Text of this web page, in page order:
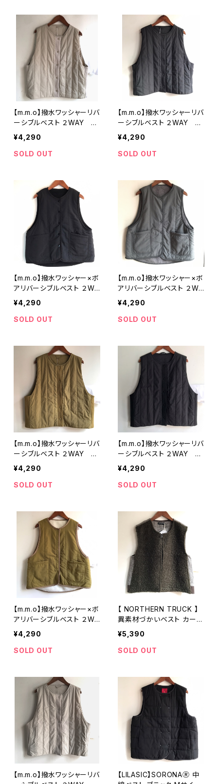
【m.m.o】撥水ワッシャーリバ
ーシブルベスト ２WAY グ
レージュ フリーサイズ CDF
2756【エムエムオー】
¥4,290
SOLD OUT
【m.m.o】撥水ワッシャーリバ
ーシブルベスト ２WAY チ
ャコール フリーサイズ CDF
2756【エムエムオー】
¥4,290
SOLD OUT
【m.m.o】撥水ワッシャー×ボ
アリバーシブルベスト ２WA
Y ブラック フリーサイズ C
DF2733【エムエムオー】
¥4,290
SOLD OUT
【m.m.o】撥水ワッシャー×ボ
アリバーシブルベスト ２WA
Y チャコール フリーサイズ
CDF2733【エムエムオー】
¥4,290
SOLD OUT
【m.m.o】撥水ワッシャーリバ
ーシブルベスト ２WAY オ
ーカー フリーサイズ CDF2
727【エムエムオー】
¥4,290
SOLD OUT
【m.m.o】撥水ワッシャーリバ
ーシブルベスト ２WAY ブ
ラック フリーサイズ CDF27
27【エムエムオー】
¥4,290
SOLD OUT
【m.m.o】撥水ワッシャー×ボ
アリバーシブルベスト ２WA
Y イエローオリーブ フリ
ーサイズ CDF2733【エムエ
ムオー】
¥4,290
SOLD OUT
【 NORTHERN TRUCK 】
異素材づかいベスト カーキ
Mサイズ NGHE5504【ノー
ザントラック】
¥5,390
SOLD OUT
【m.m.o】撥水ワッシャーリバ
【LILASIC】SORONAⓇ 中